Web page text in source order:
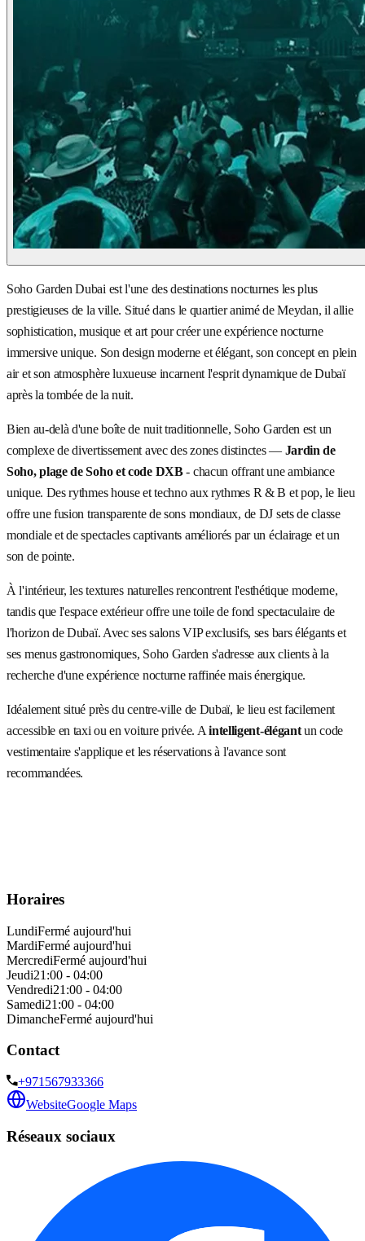
Soho Garden Dubai est l'une des destinations nocturnes les plus
prestigieuses de la ville. Situé dans le quartier animé de Meydan, il allie
sophistication, musique et art pour créer une expérience nocturne
immersive unique. Son design moderne et élégant, son concept en plein
air et son atmosphère luxueuse incarnent l'esprit dynamique de Dubaï
après la tombée de la nuit.
Bien au-delà d'une boîte de nuit traditionnelle, Soho Garden est un
complexe de divertissement avec des zones distinctes — Jardin de
Soho, plage de Soho et code DXB- chacun offrant une ambiance
unique. Des rythmes house et techno aux rythmes R & B et pop, le lieu
offre une fusion transparente de sons mondiaux, de DJ sets de classe
mondiale et de spectacles captivants améliorés par un éclairage et un
son de pointe.
À l'intérieur, les textures naturelles rencontrent l'esthétique moderne,
tandis que l'espace extérieur offre une toile de fond spectaculaire de
l'horizon de Dubaï. Avec ses salons VIP exclusifs, ses bars élégants et
ses menus gastronomiques, Soho Garden s'adresse aux clients à la
recherche d'une expérience nocturne raffinée mais énergique.
Idéalement situé près du centre-ville de Dubaï, le lieu est facilement
accessible en taxi ou en voiture privée. Aintelligent-élégantun code
vestimentaire s'applique et les réservations à l'avance sont
recommandées.
Horaires
LundiFermé aujourd'hui
MardiFermé aujourd'hui
MercrediFermé aujourd'hui
Jeudi21:00 - 04:00
Vendredi21:00 - 04:00
Samedi21:00 - 04:00
DimancheFermé aujourd'hui
Contact
+971567933366
WebsiteGoogle Maps
Réseaux sociaux